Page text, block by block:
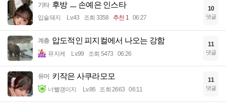
기타 후방 ㅡ 손예은 인스타
입술돼지 Lv.43 조회 3358 추천 1 06:27
10
댓글
계층 압도적인 피지컬에서 나오는 강함
뮤지케 Lv.99 조회 5473 06:26
11
댓글
유머 키작은 사쿠라모모
너빨갱이지 Lv.86 조회 2663 06:11
11
댓글